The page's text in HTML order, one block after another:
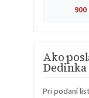
900
Ako
Dedinka
Pri podaní